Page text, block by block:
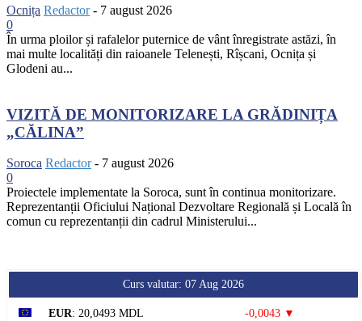
Ocnița Redactor - 7 august 2026
0
În urma ploilor și rafalelor puternice de vânt înregistrate astăzi, în
mai multe localități din raioanele Telenești, Rîșcani, Ocnița și
Glodeni au...
VIZITĂ DE MONITORIZARE LA GRĂDINIȚA
„CĂLINA”
Soroca Redactor - 7 august 2026
0
Proiectele implementate la Soroca, sunt în continua monitorizare.
Reprezentanții Oficiului Național Dezvoltare Regională și Locală în
comun cu reprezentanții din cadrul Ministerului...
Curs valutar: 07 Aug 2026
EUR: 20,0493 MDL
-0,0043 ▼